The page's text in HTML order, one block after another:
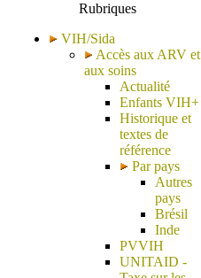
Rubriques
VIH/Sida
Accès aux ARV et
aux soins
Actualité
Enfants VIH+
Historique et
textes de
référence
Par pays
Autres
pays
Brésil
Inde
PVVIH
UNITAID -